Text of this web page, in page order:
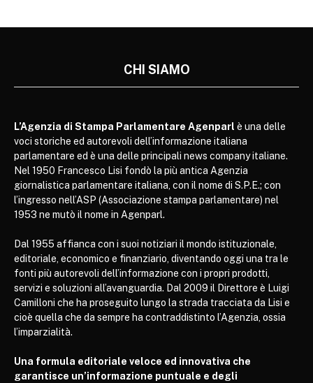
CHI SIAMO
L’Agenzia di Stampa Parlamentare Agenparl è una delle
voci storiche ed autorevoli dell’informazione italiana
parlamentare ed è una delle principali news company italiane.
Nel 1950 Francesco Lisi fondò la più antica Agenzia
giornalistica parlamentare italiana, con il nome di S.P.E.; con
l’ingresso nell’ASP (Associazione stampa parlamentare) nel
1953 ne mutò il nome in Agenparl.
Dal 1955 affianca con i suoi notiziari il mondo istituzionale,
editoriale, economico e finanziario, diventando oggi una tra le
fonti più autorevoli dell’informazione con i propri prodotti,
servizi e soluzioni all’avanguardia. Dal 2009 il Direttore è Luigi
Camilloni che ha proseguito lungo la strada tracciata da Lisi e
cioè quella che da sempre ha contraddistinto l’Agenzia, ossia
l’imparzialità.
Una formula editoriale veloce ed innovativa che
garantisce un’informazione puntuale e degli